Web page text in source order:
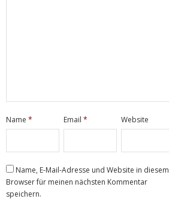
Name * Email* Website
Name, E-Mail-Adresse und Website in diesem
Browser für meinen nächsten Kommentar
speichern.